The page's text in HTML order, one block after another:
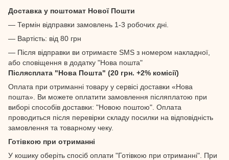
Доставка у поштомат Нової Пошти
— Термін відправки замовлень 1-3 робочих дні.
— Вартість: від 80 грн
— Після відправки ви отримаєте SMS з номером накладної,
або сповіщення в додатку "Нова пошта"
Післясплата "Нова Пошта" (20 грн. +2% комісії)
Оплата при отриманні товару у сервісі доставки «Нова
пошта». Ви можете оплатити замовлення післяплатою при
виборі способів доставки: "Новою поштою". Оплата
проводиться після перевірки складу посилки на відповідність
замовлення та товарному чеку.
Готівкою при отриманні
У кошику оберіть спосіб оплати "Готівкою при отриманні". При